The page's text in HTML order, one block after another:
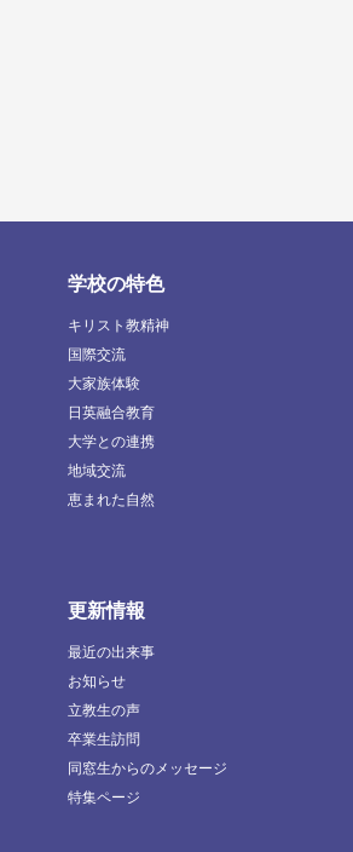
学校の特色
キリスト教精神
国際交流
大家族体験
日英融合教育
大学との連携
地域交流
恵まれた自然
更新情報
最近の出来事
お知らせ
立教生の声
卒業生訪問
同窓生からのメッセージ
特集ページ